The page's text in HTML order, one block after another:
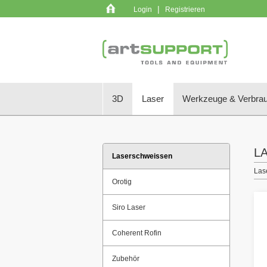
Login | Registrieren
3D Laser Werkzeuge &
Laserschweissen
Orotig
Siro Laser
Coherent Rofin
Zubehör